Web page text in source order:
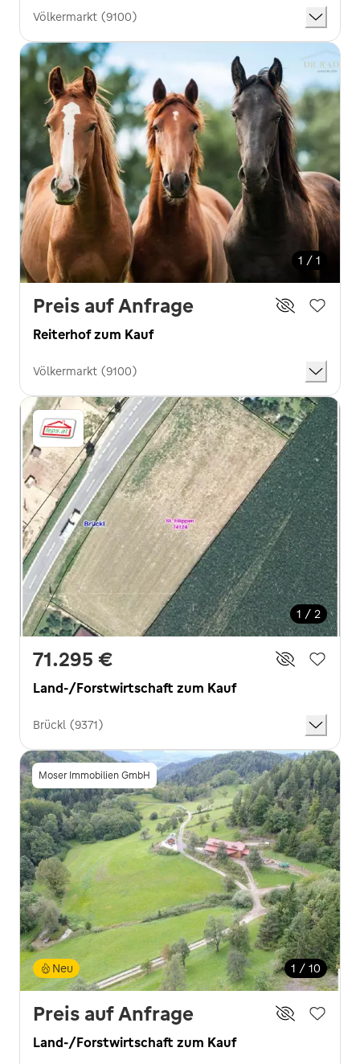
Völkermarkt (9100)
1 / 1
Preis auf Anfrage
Reiterhof zum Kauf
Völkermarkt (9100)
1 / 2
71.295 €
Land-/Forstwirtschaft zum Kauf
Brückl (9371)
Moser Immobilien GmbH
1 / 10
Neu
Preis auf Anfrage
Land-/Forstwirtschaft zum Kauf